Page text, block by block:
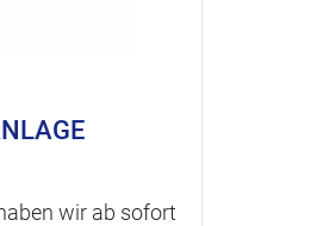
wir ab sofort